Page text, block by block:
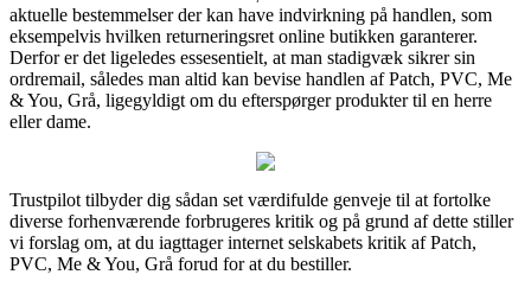
aktuelle bestemmelser der kan have indvirkning på handlen, som
eksempelvis hvilken returneringsret online butikken garanterer.
Derfor er det ligeledes essesentielt, at man stadigvæk sikrer sin
ordremail, således man altid kan bevise handlen af Patch, PVC, Me
& You, Grå, ligegyldigt om du efterspørger produkter til en herre
eller dame.
Trustpilot tilbyder dig sådan set værdifulde genveje til at fortolke
diverse forhenværende forbrugeres kritik og på grund af dette stiller
vi forslag om, at du iagttager internet selskabets kritik af Patch,
PVC, Me & You, Grå forud for at du bestiller.